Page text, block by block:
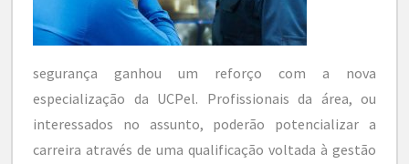
segurança ganhou um reforço com a nova
especialização da UCPel. Profissionais da área, ou
interessados no assunto, poderão potencializar a
carreira através de uma qualificação voltada à gestão